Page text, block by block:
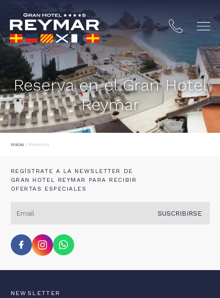
BRAVA
DE MAR
Reserva en el Gran Hotel
Reymar
Inicio / Reservas
REGÍSTRATE A LA NEWSLETTER DE
GRAN HOTEL REYMAR PARA RECIBIR
OFERTAS ESPECIALES
SUSCRIBIRSE
NEWSLETTER